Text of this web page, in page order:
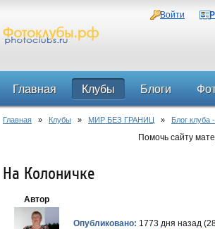
Войти
Главная Клубы Блоги
Главная » Клубы » МИР БЕЗ ГРАНИЦ » Блог
Помочь сайту
На Колоничке
Автор
Опубликовано: 1773 дня назад